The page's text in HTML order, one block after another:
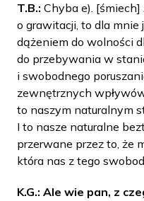
T.B.: Chyba e).
o grawitacji, to dla
dążeniem do wolności
do przebywania w
i swobodnego
zewnętrznych
to naszym naturalnym
I to nasze naturalne
przerwane przez to, że
która nas z tego
K.G.: Ale wie pan, z